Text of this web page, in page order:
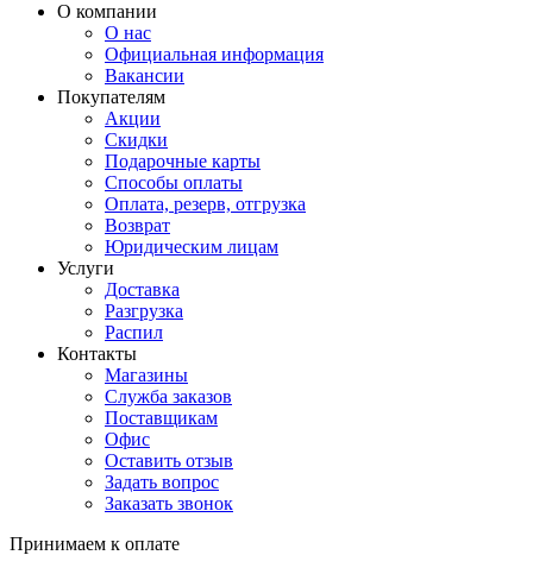
О компании
О нас
Официальная информация
Вакансии
Покупателям
Акции
Скидки
Подарочные карты
Способы оплаты
Оплата, резерв, отгрузка
Возврат
Юридическим лицам
Услуги
Доставка
Разгрузка
Распил
Контакты
Магазины
Служба заказов
Поставщикам
Офис
Оставить отзыв
Задать вопрос
Заказать звонок
Принимаем к оплате